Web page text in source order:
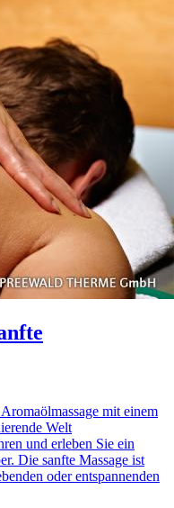
mit einem
Welt
und erleben Sie ein
Die sanfte Massage ist
oder entspannenden